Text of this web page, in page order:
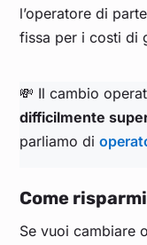
l’operatore di
fissa per i costi di
💸 Il cambio
difficilmente
parliamo di
Come
Se vuoi cambiare